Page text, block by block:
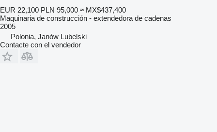
EUR 22,100 PLN 95,000 ≈ MX$437,400
Maquinaria de construcción - extendedora de cadenas
2005
Polonia, Janów Lubelski
Contacte con el vendedor